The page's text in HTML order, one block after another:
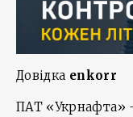
Довідка enkorr
ПАТ «Укрнафта»